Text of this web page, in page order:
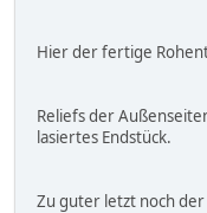
Hier der fertige
Reliefs der
lasiertes Endstück.
Zu guter letzt noch